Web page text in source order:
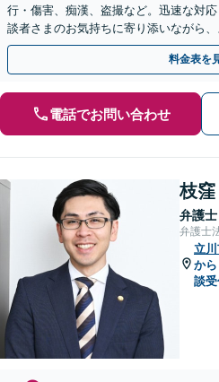
行・傷害、痴漢、盗撮など。迅速な対
談者さまのお気持ちに寄り添いながら
アクションを着実に行います
料金表を
電話でお問い合わせ
枝
弁護士
弁護士
立
か
談